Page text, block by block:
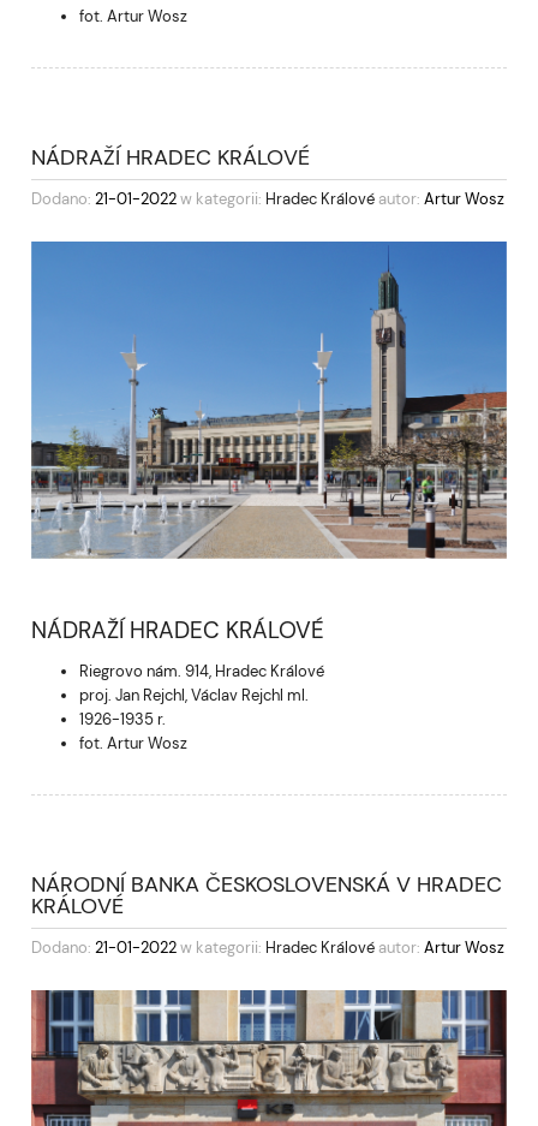
fot. Artur Wosz
NÁDRAŽÍ HRADEC KRÁLOVÉ
Dodano: 21-01-2022w kategorii: Hradec Králové autor: Artur Wosz
NÁDRAŽÍ HRADEC KRÁLOVÉ
Riegrovo nám. 914, Hradec Králové
proj. Jan Rejchl, Václav Rejchl ml.
1926-1935 r.
fot. Artur Wosz
NÁRODNÍ BANKA ČESKOSLOVENSKÁ V HRADEC
KRÁLOVÉ
Dodano: 21-01-2022w kategorii: Hradec Králové autor: Artur Wosz